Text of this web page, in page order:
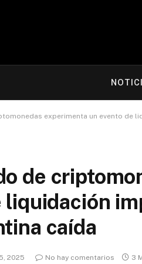
experimenta un evento de
de
liquidación
caída
2025 No hay comentarios 3